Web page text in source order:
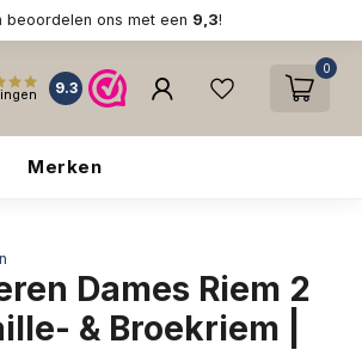
beoordelen ons met een 9,3!
9.3
0
Merken
Dames Riem 2
& Broekriem |